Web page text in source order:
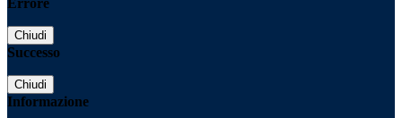
Errore
Chiudi
Successo
Chiudi
Informazione